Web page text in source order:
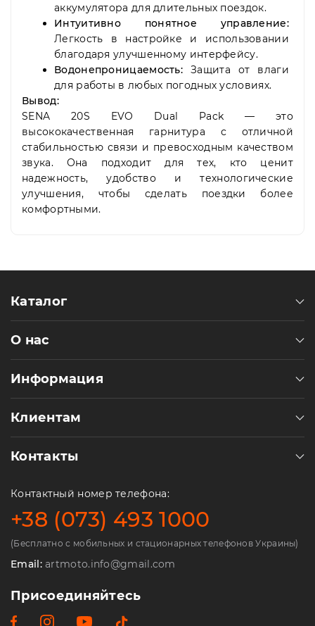
аккумулятора для длительных поездок.
Интуитивно понятное управление:
Легкость в настройке и использовании
благодаря улучшенному интерфейсу.
Водонепроницаемость: Защита от влаги
для работы в любых погодных условиях.
Вывод:
SENA 20S EVO Dual Pack — это
высококачественная гарнитура с отличной
стабильностью связи и превосходным качеством
звука. Она подходит для тех, кто ценит
надежность, удобство и технологические
улучшения, чтобы сделать поездки более
комфортными.
Каталог
О нас
Информация
Клиентам
Контакты
Контактный номер телефона:
+38 (073) 493 1000
(Бесплатно с мобильных и стационарных телефонов Украины)
Email:artmoto.info@gmail.com
Присоединяйтесь